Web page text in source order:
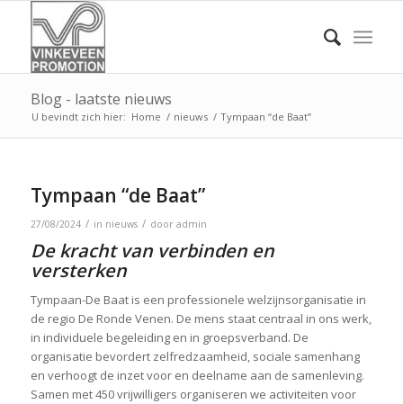
Blog - laatste nieuws
U bevindt zich hier: Home / nieuws / Tympaan “de Baat”
Tympaan “de Baat”
27/08/2024 / in nieuws / door admin
De kracht van verbinden en
versterken
Tympaan-De Baat is een professionele welzijnsorganisatie in
de regio De Ronde Venen. De mens staat centraal in ons werk,
in individuele begeleiding en in groepsverband. De
organisatie bevordert zelfredzaamheid, sociale samenhang
en verhoogt de inzet voor en deelname aan de samenleving.
Samen met 450 vrijwilligers organiseren we activiteiten voor